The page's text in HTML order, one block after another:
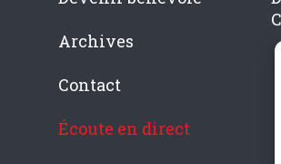
Archives
Contact
Écoute en direct